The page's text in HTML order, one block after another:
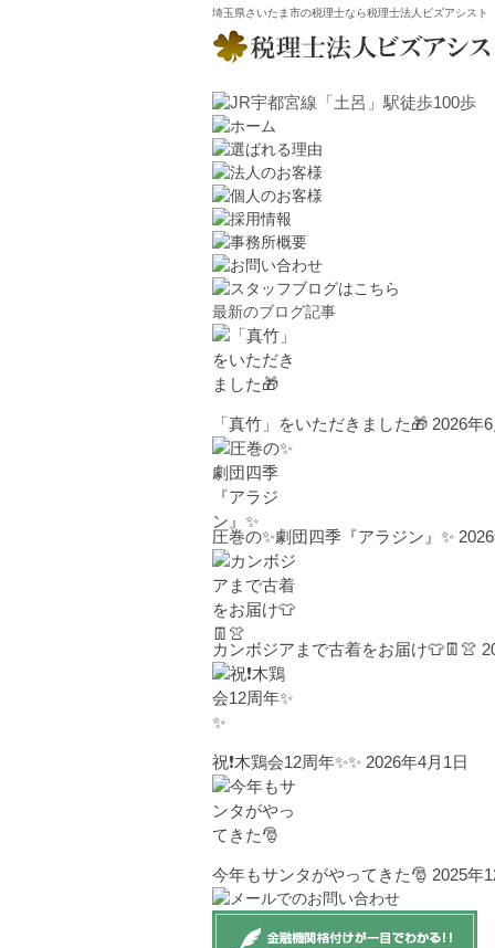
埼玉県さいたま市の税理士なら税理士法人ビズアシスト
最新のブログ記事
「真竹」をいただきました🎁 2026年
圧巻の✨劇団四季『アラジン』✨
カンボジアまで古着をお届け👕👖👚
祝❗木鶏会12周年✨✨ 2026年4月1日
今年もサンタがやってきた🎅 2025年